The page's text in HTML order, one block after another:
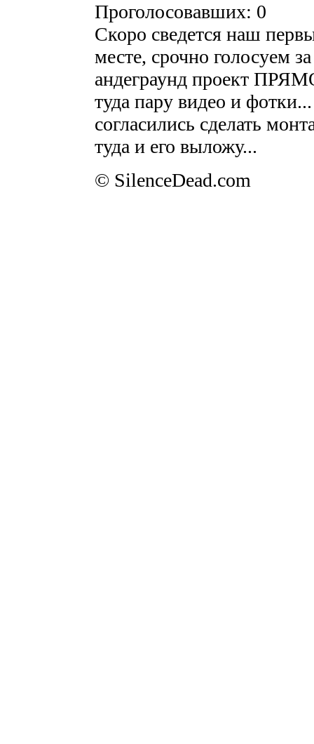
Проголосовавших: 0
Скоро сведется наш
месте, срочно голосуем
андеграунд проект
туда пару видео и
согласились сделать
туда и его выложу...
© SilenceDead.com